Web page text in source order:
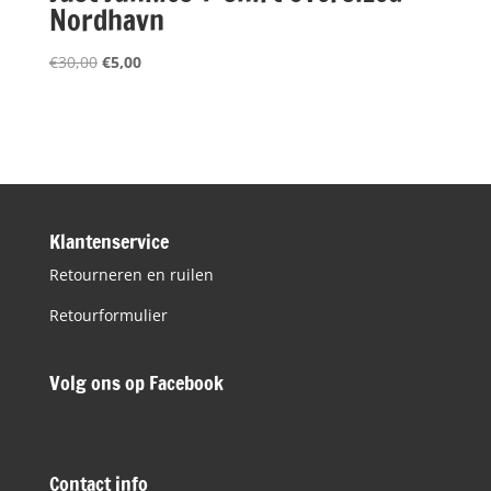
Nordhavn
€30,00 Oorspronkelijke
€5,00Huidige
Klantenservice
Retourneren en ruilen
Retourformulier
Volg ons op Facebook
Contact info